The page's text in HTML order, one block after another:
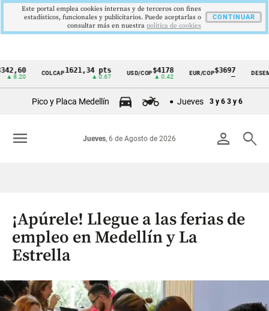
Cintillo
Colombia
COLCAP1621,34 pts USD/COP$4178
▲ 0.42
EUR/COP$3697
—
DESEMPLEO
Pico y Placa Medellín Jueves 3 y 6 3 y 6
person search
Jueves, 6 de Agosto de 2026
menu
¡Apúrele! Llegue a las ferias de
empleo en Medellín y La
Estrella
Este portal emplea cookies internas y de terceros con fines
estadísticos, funcionales y publicitarios. Puede aceptarlas o
consultar más en nuestra politica de cookies
CONTINUAR